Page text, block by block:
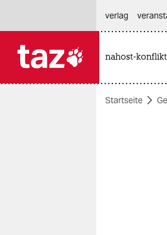
themen
verlag
nahost-konflikt
Startseite